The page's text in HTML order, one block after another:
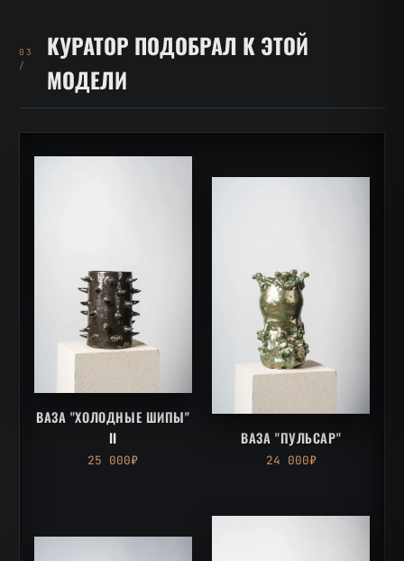
03
/
КУРАТОР ПОДОБРАЛ К ЭТОЙ
МОДЕЛИ
ВАЗА "ХОЛОДНЫЕ ШИПЫ"
II
25 000₽
ВАЗА "ПУЛЬСАР"
24 000₽